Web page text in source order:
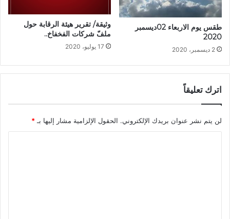
طقس يوم الاربعاء 02ديسمبر
2020
2 ديسمبر، 2020
وثيقة/ تقرير هيئة الرقابة حول
ملفّ شركات الفخفاخ..
17 يوليو، 2020
اترك تعليقاً
لن يتم نشر عنوان بريدك الإلكتروني. الحقول الإلزامية مشار إليها بـ*